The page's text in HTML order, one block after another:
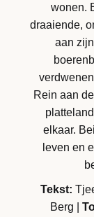
wonen.
draaiende,
aan
Rein aan
elkaar.
leven en
Tekst:
Berg |